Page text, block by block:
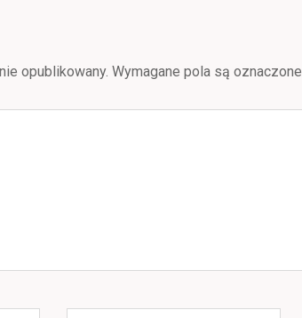
opublikowany. Wymagane pola są oznaczone